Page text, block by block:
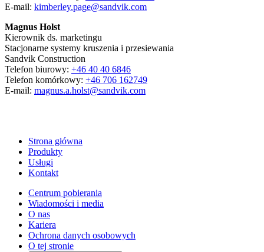
E-mail: kimberley.page@sandvik.com
Magnus Holst
Kierownik ds. marketingu
Stacjonarne systemy kruszenia i przesiewania
Sandvik Construction
Telefon biurowy: +46 40 40 6846
Telefon komórkowy: +46 706 162749
E-mail: magnus.a.holst@sandvik.com
Strona główna
Produkty
Usługi
Kontakt
Centrum pobierania
Wiadomości i media
O nas
Kariera
Ochrona danych osobowych
O tej stronie